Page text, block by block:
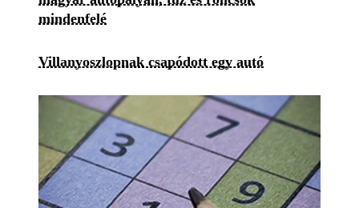
mindenfelé
Villanyoszlopnak csapódott egy autó